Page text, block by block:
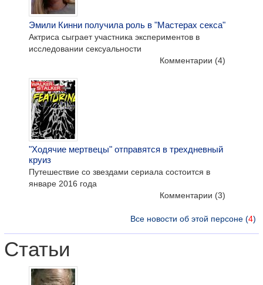
Эмили Кинни получила роль в "Мастерах секса"
Актриса сыграет участника экспериментов в
исследовании сексуальности
Комментарии (4)
"Ходячие мертвецы" отправятся в трехдневный
круиз
Путешествие со звездами сериала состоится в
январе 2016 года
Комментарии (3)
Все новости об этой персоне (4)
Статьи